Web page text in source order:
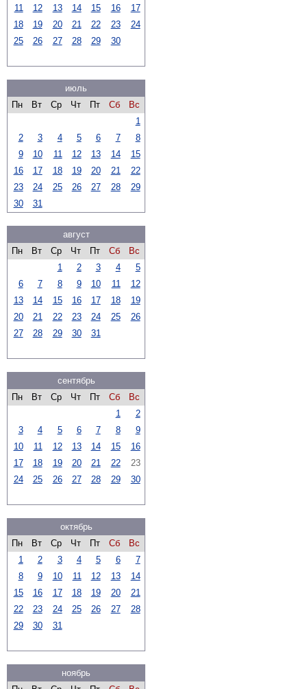
11
12 13 14 15 16
17
18
19 20 21 22 23
24
25
26 27 28 29 30
июль
Пн
Вт Ср Чт Пт Сб
Вс
1
2
3 4 5 6 7
8
9
10 11 12 13 14
15
16
17 18 19 20 21
22
23
24 25 26 27 28
29
30
31
август
Пн
Вт Ср Чт Пт Сб
Вс
1
2 3 4
5
6
7 8 9 10 11
12
13
14 15 16 17 18
19
20
21 22 23 24 25
26
27
28 29 30 31
сентябрь
Пн
Вт Ср Чт Пт Сб
Вс
1
2
3
4 5 6 7 8
9
10
11 12 13 14 15
16
17
18 19 20 21 22
23
24
25 26 27 28 29 30
октябрь
Пн
Вт Ср Чт Пт Сб
Вс
1
2 3 4 5 6
7
8
9 10 11 12 13
14
15
16 17 18 19 20
21
22
23 24 25 26 27
28
29
30 31
ноябрь